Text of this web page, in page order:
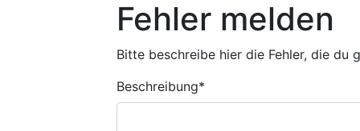
Fehler melden
Bitte beschreibe hier die Fehler, die du
Beschreibung*